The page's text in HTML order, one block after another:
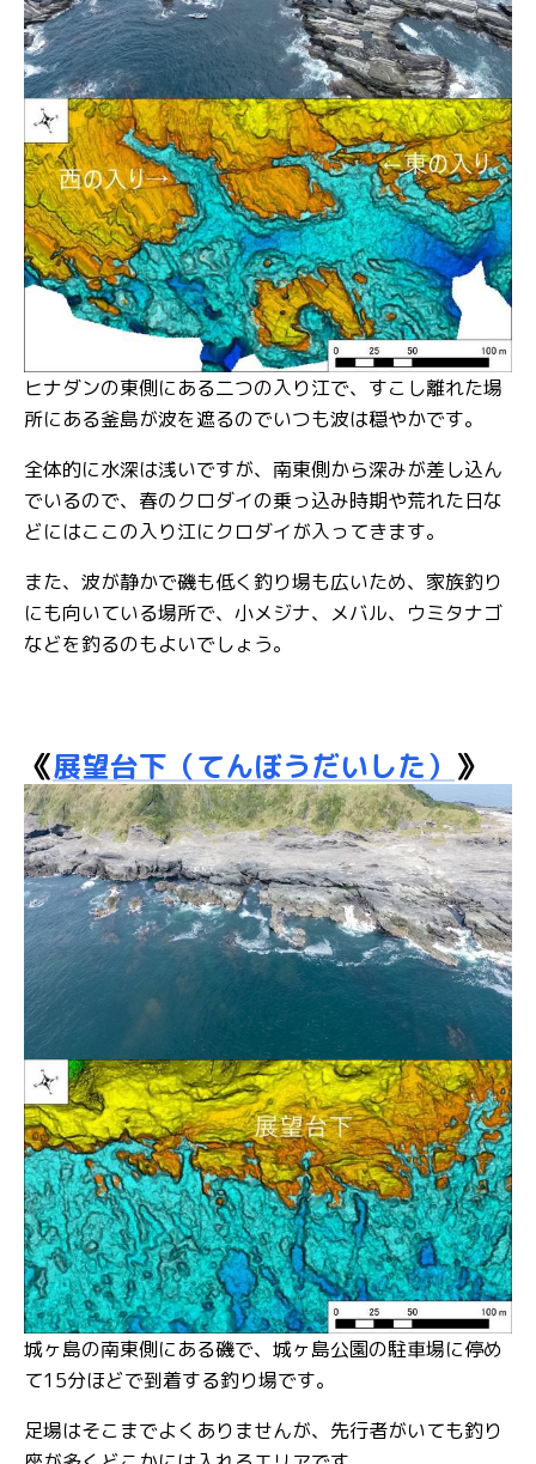
ヒナダンの東側にある二つの入り江で、すこし離れた場
所にある釜島が波を遮るのでいつも波は穏やかです。
全体的に水深は浅いですが、南東側から深みが差し込ん
でいるので、春のクロダイの乗っ込み時期や荒れた日な
どにはここの入り江にクロダイが入ってきます。
また、波が静かで磯も低く釣り場も広いため、家族釣り
にも向いている場所で、小メジナ、メバル、ウミタナゴ
などを釣るのもよいでしょう。
《展望台下（てんぼうだいした） 》
城ヶ島の南東側にある磯で、城ヶ島公園の駐車場に停め
て15分ほどで到着する釣り場です。
足場はそこまでよくありませんが、先行者がいても釣り